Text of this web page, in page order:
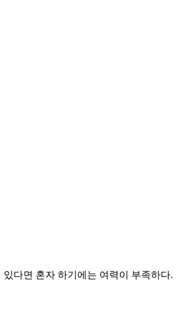
다면 혼자 하기에는 여력이 부족하